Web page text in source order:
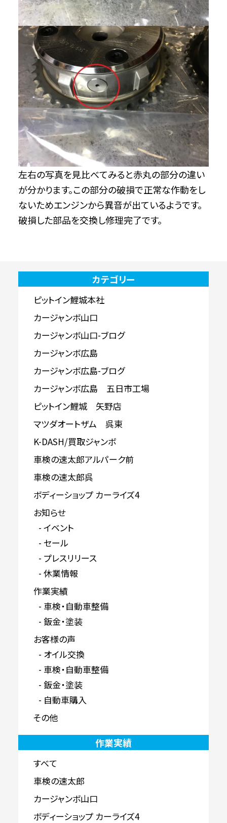
左右の写真を見比べてみると赤丸の部分の違い
が分かります。この部分の破損で正常な作動をし
ないためエンジンから異音が出ているようです。
破損した部品を交換し修理完了です。
カテゴリー
ピットイン鯉城本社
カージャンボ山口
カージャンボ山口-ブログ
カージャンボ広島
カージャンボ広島-ブログ
カージャンボ広島 五日市工場
ピットイン鯉城 矢野店
マツダオートザム 呉東
K-DASH/買取ジャンボ
車検の速太郎アルパーク前
車検の速太郎呉
ボディーショップ カーライズ4
お知らせ
イベント
セール
プレスリリース
休業情報
作業実績
車検・自動車整備
鈑金・塗装
お客様の声
オイル交換
車検・自動車整備
鈑金・塗装
自動車購入
その他
作業実績
すべて
車検の速太郎
カージャンボ山口
ボディーショップ カーライズ4